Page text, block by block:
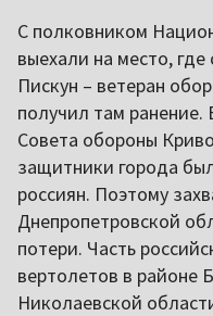
С полковником
выехали на место,
Пискун – ветеран
получил там ранение.
Совета обороны
защитники города
россиян. Поэтому
Днепропетровской
потери. Часть
вертолетов в районе
Николаевской